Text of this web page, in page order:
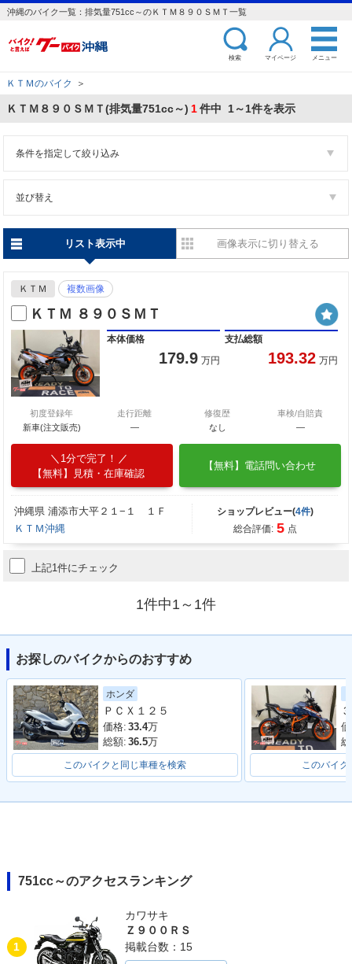
沖縄のバイク一覧：排気量751cc～のＫＴＭ８９０ＳＭＴ一覧
検索 マイページ メニュー
ＫＴＭのバイク ＞
ＫＴＭ８９０ＳＭＴ(排気量751cc～) 1件中 1～1件を表示
条件を指定して絞り込み
並び替え
リスト表示中 画像表示に切り替える
ＫＴＭ 複数画像
ＫＴＭ ８９０ＳＭＴ
本体価格
179.9 万円
支払総額
193.32 万円
初度登録年
新車(注文販売)
走行距離
―
修復歴
なし
車検/自賠責
―
1分で完了！
【無料】見積・在庫確認
【無料】電話問い合わせ
沖縄県 浦添市大平２１−１ １Ｆ
ＫＴＭ沖縄
ショップレビュー(4件)
総合評価: 5 点
上記1件にチェック
1件中1～1件
お探しのバイクからのおすすめ
ホンダ
ＰＣＸ１２５
価格: 33.4万
総額: 36.5万
このバイクと同じ車種を検索 このバイク
751cc～のアクセスランキング
1
カワサキ
Ｚ９００ＲＳ
掲載台数：15